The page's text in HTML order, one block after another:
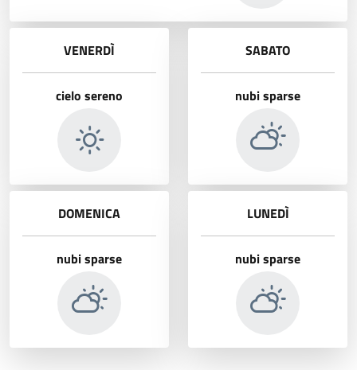
VENERDÌ
cielo sereno
SABATO
nubi sparse
DOMENICA
nubi sparse
LUNEDÌ
nubi sparse